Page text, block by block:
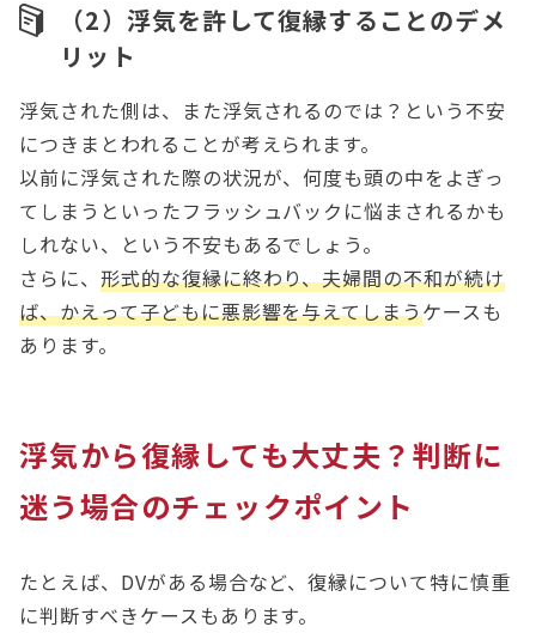
（2）浮気を許して復縁することのデメ
リット
浮気された側は、また浮気されるのでは？という不安
につきまとわれることが考えられます。
以前に浮気された際の状況が、何度も頭の中をよぎっ
てしまうといったフラッシュバックに悩まされるかも
しれない、という不安もあるでしょう。
さらに、 形式的な復縁に終わり、夫婦間の不和が続け
ば、かえって子どもに悪影響を与えてしまうケースも
あります。
浮気から復縁しても大丈夫？判断に
迷う場合のチェックポイント
たとえば、DVがある場合など、復縁について特に慎重
に判断すべきケースもあります。